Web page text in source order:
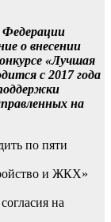
Федерации
о внесении
«Лучшая
с 2017 года
на
по пяти
и ЖКХ»
на